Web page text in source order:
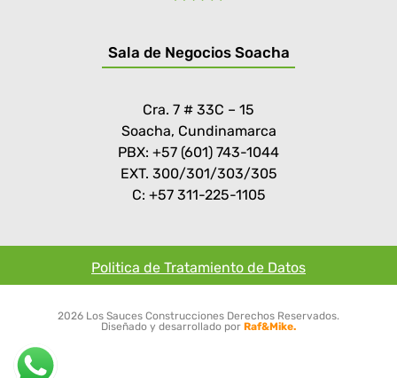
Sala de Negocios Soacha
Cra. 7 # 33C – 15
Soacha, Cundinamarca
PBX: +57 (601) 743-1044
EXT. 300/301/303/305
C: +57 311-225-1105
Politica de Tratamiento de Datos
2026 Los Sauces Construcciones Derechos Reservados.
Diseñado y desarrollado por Raf&Mike.